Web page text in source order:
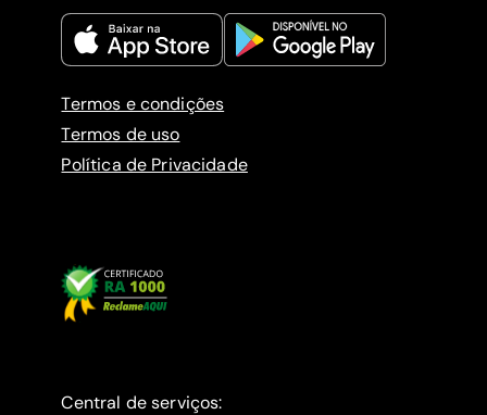
Termos e condições
Termos de uso
Política de Privacidade
Central de serviços: